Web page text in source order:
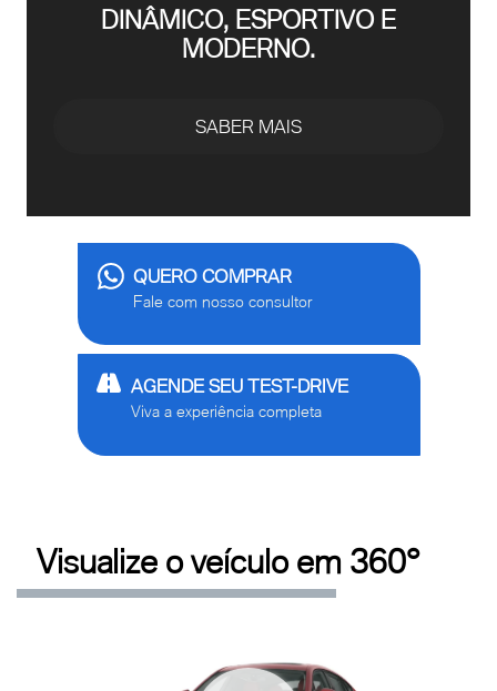
DINÂMICO, ESPORTIVO E
MODERNO.
SABER MAIS
QUERO COMPRAR
Fale com nosso consultor
AGENDE SEU TEST-DRIVE
Viva a experiência completa
Visualize o veículo em 360°